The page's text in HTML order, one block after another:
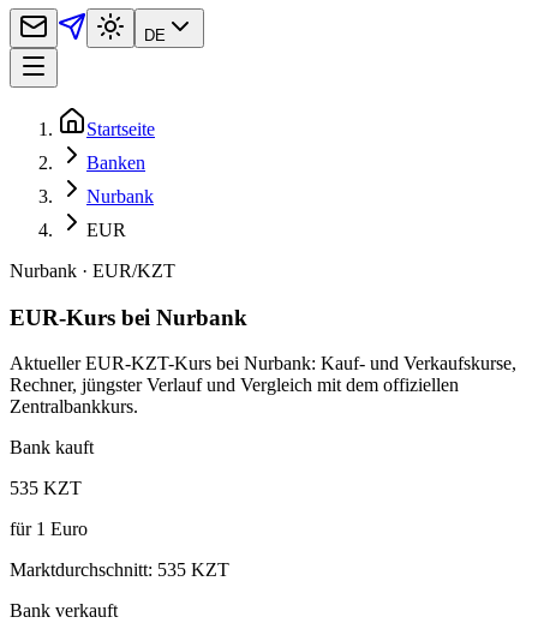
DE
Startseite
Banken
Nurbank
EUR
Nurbank · EUR/KZT
EUR-Kurs bei Nurbank
Aktueller EUR-KZT-Kurs bei Nurbank: Kauf- und Verkaufskurse,
Rechner, jüngster Verlauf und Vergleich mit dem offiziellen
Zentralbankkurs.
Bank kauft
535 KZT
für1 Euro
Marktdurchschnitt: 535 KZT
Bank verkauft